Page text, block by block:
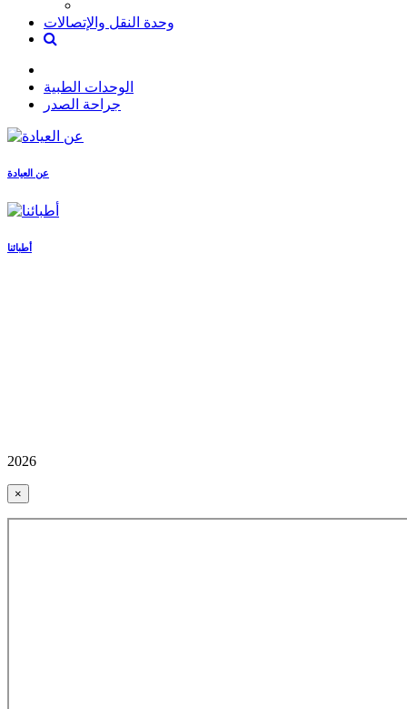
وحدة النقل والإتصالات
الوحدات الطبية
جراحة الصدر
عن العيادة
أطبائنا
2026
×